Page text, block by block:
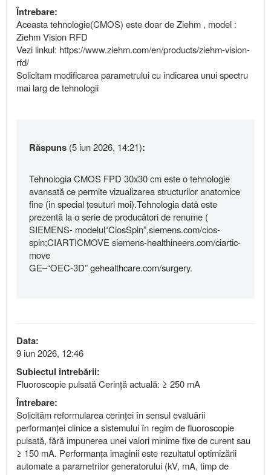
Întrebare:
Aceasta tehnologie(CMOS) este doar de Ziehm , model :
Ziehm Vision RFD
Vezi linkul: https://www.ziehm.com/en/products/ziehm-vision-
rfd/
Solicitam modificarea parametrului cu indicarea unui spectru
mai larg de tehnologii
Răspuns (5 iun 2026, 14:21):
Tehnologia CMOS FPD 30x30 cm este o tehnologie
avansată ce permite vizualizarea structurilor anatomice
fine (in special țesuturi moi).Tehnologia dată este
prezentă la o serie de producători de renume (
SIEMENS- modelul“CiosSpin”,siemens.com/cios-
spin;CIARTICMOVE siemens-healthineers.com/ciartic-
move
GE–“OEC-3D” gehealthcare.com/surgery.
Data:
9 iun 2026, 12:46
Subiectul întrebării:
Fluoroscopie pulsată Cerință actuală: ≥ 250 mA
Întrebare:
Solicităm reformularea cerinței în sensul evaluării
performanței clinice a sistemului în regim de fluoroscopie
pulsată, fără impunerea unei valori minime fixe de curent sau
≥ 150 mA. Performanța imaginii este rezultatul optimizării
automate a parametrilor generatorului (kV, mA, timp de